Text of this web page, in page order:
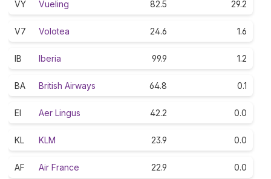
VY Vueling 82.5 29.2
V7 Volotea 24.6 1.6
IB Iberia 99.9 1.2
BA British Airways 64.8 0.1
EI Aer Lingus 42.2 0.0
KL KLM 23.9 0.0
AF Air France 22.9 0.0